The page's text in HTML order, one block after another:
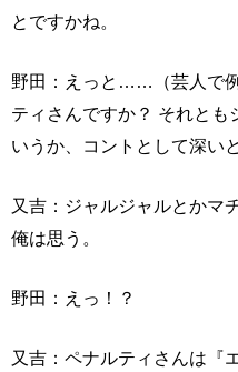
とですかね。
野田：えっと……（芸人で
ティさんですか？ それと
いうか、コントとして深い
又吉：ジャルジャルとかマ
俺は思う。
野田：えっ！？
又吉：ペナルティさんは『